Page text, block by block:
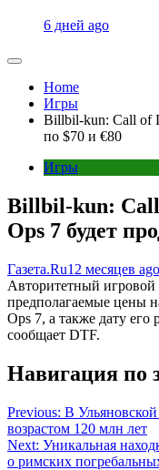
6 дней ago
Home
Игры
Billbil-kun: Call of
по $70 и €80
Игры
Billbil-kun:
Ops 7 будет
Газета.Ru12 месяцев ago
Авторитетный
предполагаемые цены
Ops 7, а также дату его
сообщает DTF.
Навигация по
Previous: В
возрастом 120 млн лет
Next: Уникальная
о римских